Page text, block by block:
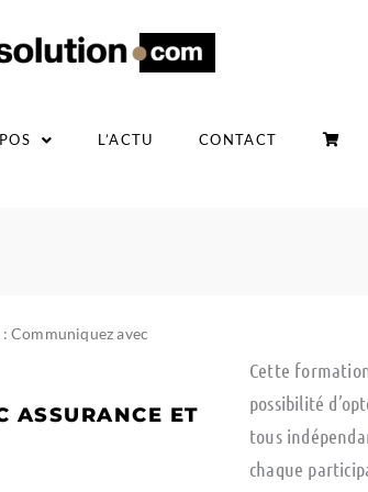
L’ACTU CONTACT
Communiquez avec
ASSURANCE ET
Cette
possibilité
tous
chaque